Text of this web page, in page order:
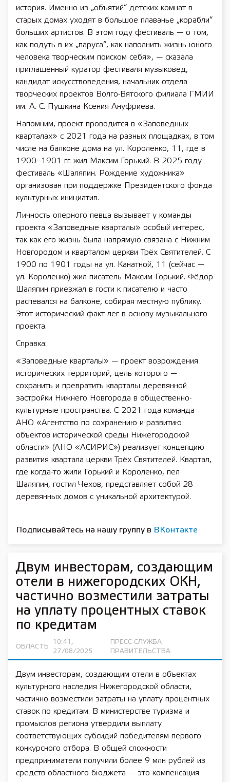
история. Именно из „объятий“ детских комнат в
старых домах уходят в большое плаванье „корабли“
больших артистов. В этом году фестиваль — о том,
как подуть в их „паруса“, как наполнить жизнь юного
человека творческим поиском себя», — сказала
приглашённый куратор фестиваля музыковед,
кандидат искусствоведения, начальник отдела
творческих проектов Волго-Вятского филиала ГМИИ
им. А. С. Пушкина Ксения Ануфриева.
Напомним, проект проводится в «Заповедных
кварталах» с 2021 года на разных площадках, в том
числе на балконе дома на ул. Короленко, 11, где в
1900–1901 гг. жил Максим Горький. В 2025 году
фестиваль «Шаляпин. Рождение художника»
организован при поддержке Президентского фонда
культурных инициатив.
Личность оперного певца вызывает у команды
проекта «Заповедные кварталы» особый интерес,
так как его жизнь была напрямую связана с Нижним
Новгородом и кварталом церкви Трёх Святителей. С
1900 по 1901 годы на ул. Канатной, 11 (сейчас —
ул. Короленко) жил писатель Максим Горький. Фёдор
Шаляпин приезжал в гости к писателю и часто
распевался на балконе, собирая местную публику.
Этот исторический факт лег в основу музыкального
проекта.
Справка:
«Заповедные кварталы» — проект возрождения
исторических территорий, цель которого —
сохранить и превратить кварталы деревянной
застройки Нижнего Новгорода в общественно-
культурные пространства. С 2021 года команда
АНО «Агентство по сохранению и развитию
объектов исторической среды Нижегородской
области» (АНО «АСИРИС») реализует концепцию
развития квартала церкви Трёх Святителей. Квартал,
где когда-то жили Горький и Короленко, пел
Шаляпин, гостил Чехов, представляет собой 28
деревянных домов с уникальной архитектурой.
Подписывайтесь на нашу группу в ВКонтакте
Двум инвесторам, создающим
отели в нижегородских ОКН,
частично возместили затраты
на уплату процентных ставок
по кредитам
ОБЛАСТЬ
10:41,
27/08/2025
ПРЕСС-СЛУЖБА
ПРАВИТЕЛЬСТВА
Двум инвесторам, создающим отели в объектах
культурного наследия Нижегородской области,
частично возместили затраты на уплату процентных
ставок по кредитам. В министерстве туризма и
промыслов региона утвердили выплату
соответствующих субсидий победителям первого
конкурсного отбора. В общей сложности
предприниматели получили более 9 млн рублей из
средств областного бюджета — это компенсация